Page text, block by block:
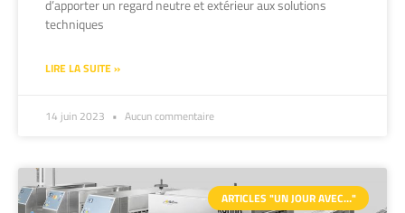
d’apporter un regard neutre et extérieur aux solutions
techniques
LIRE LA SUITE »
14 juin 2023 Aucun commentaire
ARTICLES "UN JOUR AVEC…"